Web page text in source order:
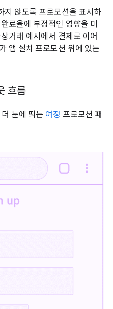
지 않도록 프로모션을 표시하
료율에 부정적인 영향을 미
거래 예시에서 결제로 이어
앱 설치 프로모션 위에 있는
흐름
눈에 띄는 여정 프로모션 패